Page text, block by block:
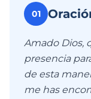
01
Amado Dios,
presencia
de esta
me has